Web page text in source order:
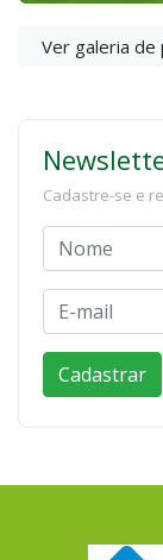
Ver galeria de
Cadastre-se e